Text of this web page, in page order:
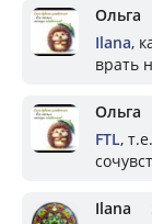
Ольга
Ilana,
врать
Ольга
FTL,
Ilana